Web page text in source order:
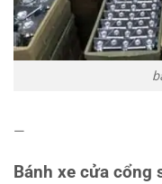
—
Bánh xe cửa cổng